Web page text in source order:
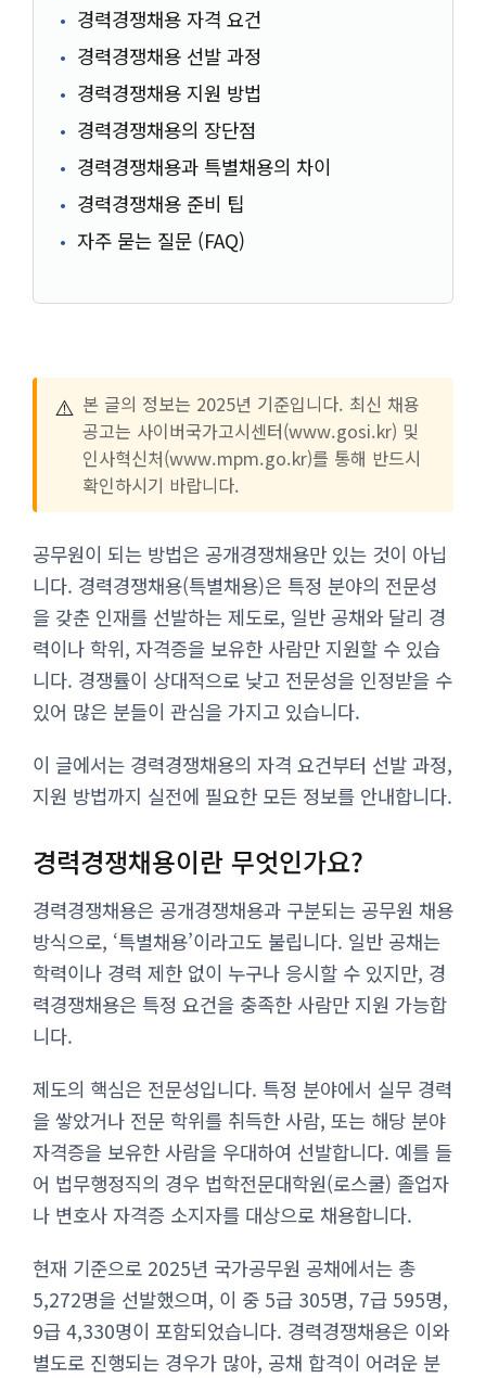
경력경쟁채용 자격 요건
경력경쟁채용 선발 과정
경력경쟁채용 지원 방법
경력경쟁채용의 장단점
경력경쟁채용과 특별채용의 차이
경력경쟁채용 준비 팁
자주 묻는 질문 (FAQ)
⚠️ 본 글의 정보는 2025년 기준입니다. 최신 채용
공고는 사이버국가고시센터(www.gosi.kr) 및
인사혁신처(www.mpm.go.kr)를 통해 반드시
확인하시기 바랍니다.
공무원이 되는 방법은 공개경쟁채용만 있는 것이 아닙
니다. 경력경쟁채용(특별채용)은 특정 분야의 전문성
을 갖춘 인재를 선발하는 제도로, 일반 공채와 달리 경
력이나 학위, 자격증을 보유한 사람만 지원할 수 있습
니다. 경쟁률이 상대적으로 낮고 전문성을 인정받을 수
있어 많은 분들이 관심을 가지고 있습니다.
이 글에서는 경력경쟁채용의 자격 요건부터 선발 과정,
지원 방법까지 실전에 필요한 모든 정보를 안내합니다.
경력경쟁채용이란 무엇인가요?
경력경쟁채용은 공개경쟁채용과 구분되는 공무원 채용
방식으로, ‘특별채용’이라고도 불립니다. 일반 공채는
학력이나 경력 제한 없이 누구나 응시할 수 있지만, 경
력경쟁채용은 특정 요건을 충족한 사람만 지원 가능합
니다.
제도의 핵심은 전문성입니다. 특정 분야에서 실무 경력
을 쌓았거나 전문 학위를 취득한 사람, 또는 해당 분야
자격증을 보유한 사람을 우대하여 선발합니다. 예를 들
어 법무행정직의 경우 법학전문대학원(로스쿨) 졸업자
나 변호사 자격증 소지자를 대상으로 채용합니다.
현재 기준으로 2025년 국가공무원 공채에서는 총
5,272명을 선발했으며, 이 중 5급 305명, 7급 595명,
9급 4,330명이 포함되었습니다. 경력경쟁채용은 이와
별도로 진행되는 경우가 많아, 공채 합격이 어려운 분